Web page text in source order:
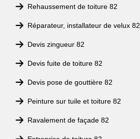
Rehaussement de toiture 82
Réparateur, installateur de velux 82
Devis zingueur 82
Devis fuite de toiture 82
Devis pose de gouttière 82
Peinture sur tuile et toiture 82
Ravalement de façade 82